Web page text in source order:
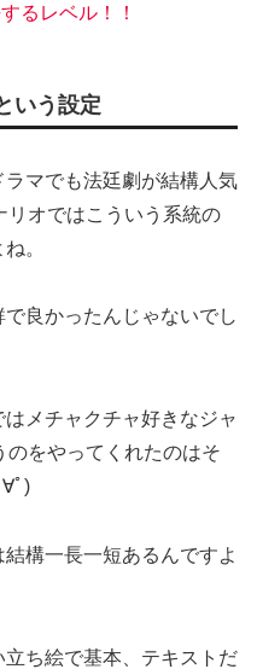
るレベル！！
いう設定
マでも法廷劇が結構人気
リオではこういう系統の
。
良かったんじゃないでし
メチャクチャ好きなジャ
のをやってくれたのはそ
ﾟ)
構一長一短あるんですよ
ち絵で基本、テキストだ